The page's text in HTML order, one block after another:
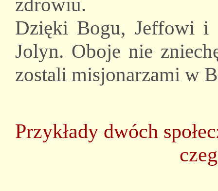
zdrowiu.
Dzięki Bogu, Jeffowi i
Jolyn. Oboje nie
zostali misjonarzami w
Przykłady dwóch